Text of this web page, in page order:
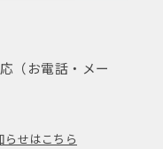
（お電話・メー
らせはこちら